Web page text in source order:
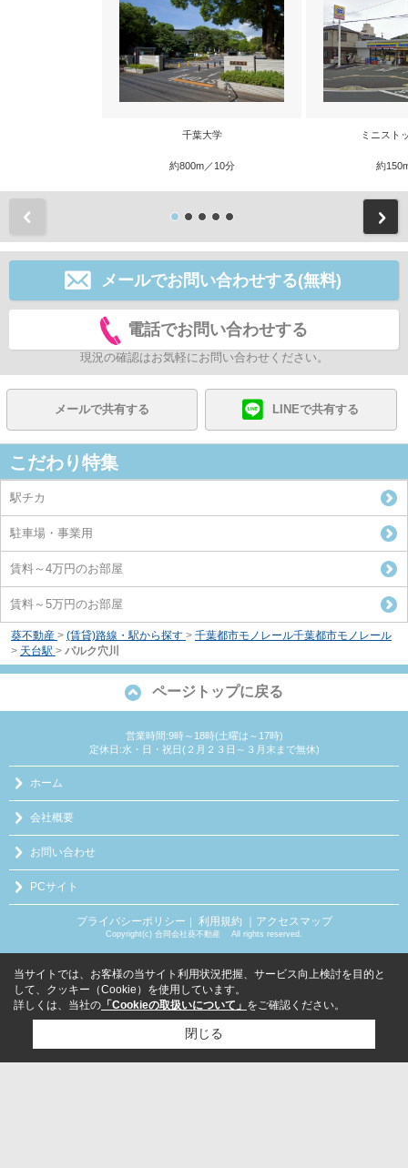
千葉大学
約800m／10分
ミニスト
約
メールでお問い合わせする(無料)
電話でお問い合わせする
現況の確認はお気軽にお問い合わせください。
メールで共有する LINEで共有する
こだわり特集
駅チカ
駐車場・事業用
賃料～4万円のお部屋
賃料～5万円のお部屋
葵不動産 > (賃貸)路線・駅から探す > 千葉都市モノレール千葉都市モノレール
> 天台駅 > パルク穴川
ページトップに戻る
営業時間:9時～18時(土曜は～17時)
定休日:水・日・祝日(２月２３日～３月末まで無休)
ホーム
会社概要
お問い合わせ
PCサイト
プライバシーポリシー 利用規約 ｜アクセスマップ
Copyright(c) 合同会社葵不動産 All rights reserved.
当サイトでは、お客様の当サイト利用状況把握、サービス向上検討を目的と
して、クッキー（Cookie）を使用しています。
詳しくは、当社の 「Cookieの取扱いについて」 をご確認ください。
閉じる